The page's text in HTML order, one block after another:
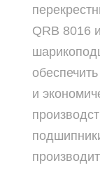
QRB 8016
и